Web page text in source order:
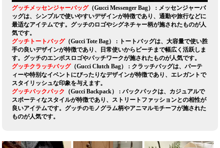
グッチメッセンジャーバッグ（Gucci Messenger Bag） : メッセンジャーバ
ッグは、シンプルで使いやすいデザインが特徴であり、通勤や旅行などに
最适なアイテムです。グッチのロゴやシグネチャー柄が施されたものが人
気です。
グッチトートバッグ（Gucci Tote Bag） : トートバッグは、大容量で使い胜
手の良いデザインが特徴であり、日常使いからビーチまで幅広く活跃しま
す。グッチのエンボスロゴやパッチワークが施されたものが人気です。
グッチクラッチバッグ（Gucci Clutch Bag） : クラッチバッグは、パーテ
ィーや特别なイベントにぴったりなデザインが特徴であり、エレガントで
スタイリッシュな印象を与えます。
グッチバックパック （Gucci Backpack） : バックパックは、カジュアルで
スポーティなスタイルが特徴であり、ストリートファッションとの相性が
良いアイテムです。グッチのモノグラム柄やアニマルモチーフが施された
ものが人気です。